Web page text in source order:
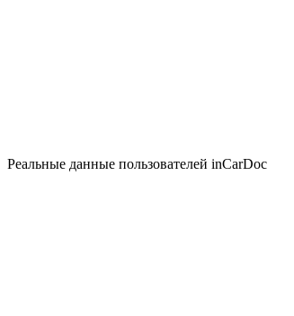
Реальные данные пользователей inCarDoc